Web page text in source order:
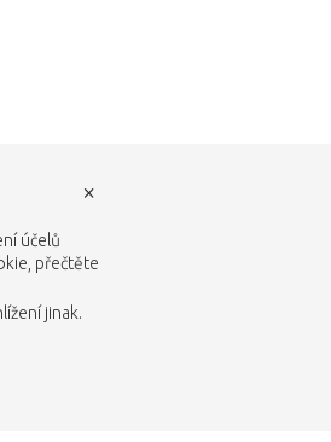
účelů
přečtěte
jinak.
×